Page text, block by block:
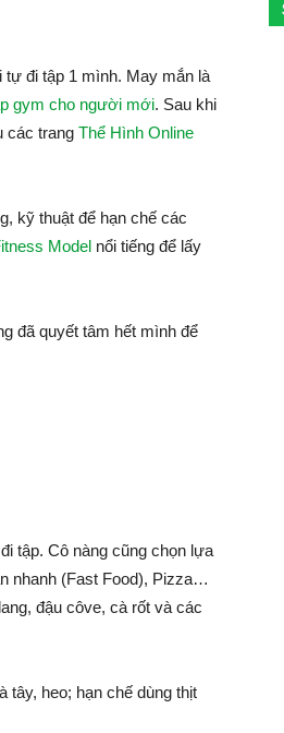
tự đi tập 1 mình. May mắn là
gym cho người mới. Sau khi
các trang Thể Hình Online
kỹ thuật để hạn chế các
Model nổi tiếng để lấy
đã quyết tâm hết mình để
tập. Cô nàng cũng chọn lựa
nhanh (Fast Food), Pizza…
đậu côve, cà rốt và các
tây, heo; hạn chế dùng thịt